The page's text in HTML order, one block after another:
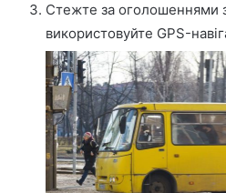
Стежте за оголошеннями
використовуйте GPS-